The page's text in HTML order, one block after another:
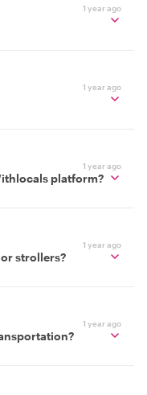
1 year ago
1 year ago
1 year ago
platform?
1 year ago
strollers?
1 year ago